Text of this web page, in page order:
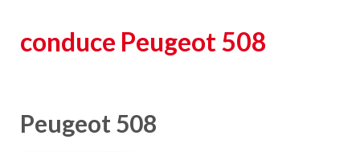
conduce Peugeot 508
Peugeot 508